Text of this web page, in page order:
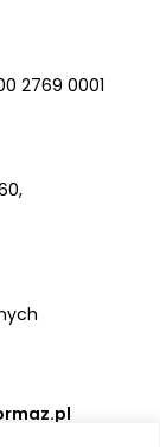
2769 0001